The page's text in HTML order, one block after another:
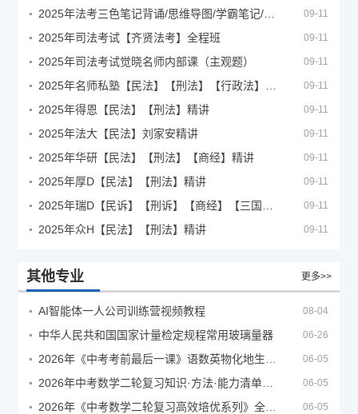
09-11
2025年司法考试【齐贤法考】全程班 09-11
2025年司法考试觉晓名师内部课（主观题） 09-11
09-11
2025年得恩【民法】【刑法】精讲 09-11
2025年法大【民法】刘家安精讲 09-11
2025年华研【民法】【刑法】【商经】精讲 09-11
2025年厚D【民法】【刑法】精讲 09-11
09-11
2025年众H【民法】【刑法】精讲 09-11
其他专业 更多>>
AI智能体一人公司训练营视频教程 08-04
中华人民共和国国家计量检定规程常用玻璃量器 06-26
06-05
06-05
06-05